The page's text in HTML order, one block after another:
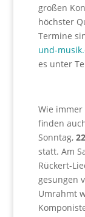
großen
höchster
Termine
und-
es unter
Wie immer
finden
Sonntag,
statt. Am
Rückert-
gesungen
Umrahmt